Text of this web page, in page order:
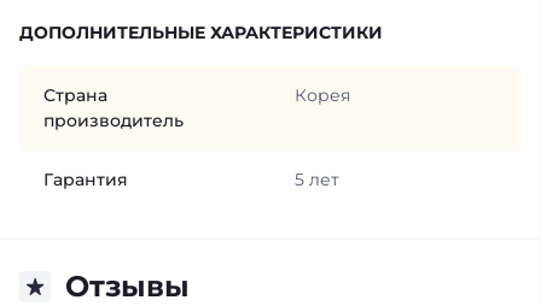
ДОПОЛНИТЕЛЬНЫЕ ХАРАКТЕРИСТИКИ
Страна
производитель
Корея
Гарантия 5 лет
Отзывы